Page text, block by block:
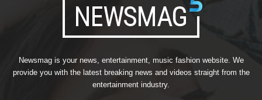
Newsmag is your news, entertainment, music fashion website. We
provide you with the latest breaking news and videos straight from the
entertainment industry.